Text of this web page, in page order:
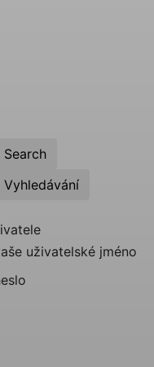
uživatelské jméno